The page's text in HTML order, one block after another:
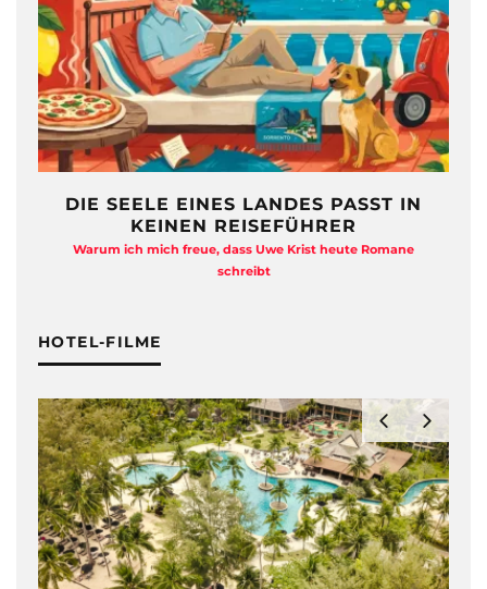
DIE SEELE EINES LANDES PASST IN
KEINEN REISEFÜHRER
Warum ich mich freue, dass Uwe Krist heute Romane
schreibt
HOTEL-FILME